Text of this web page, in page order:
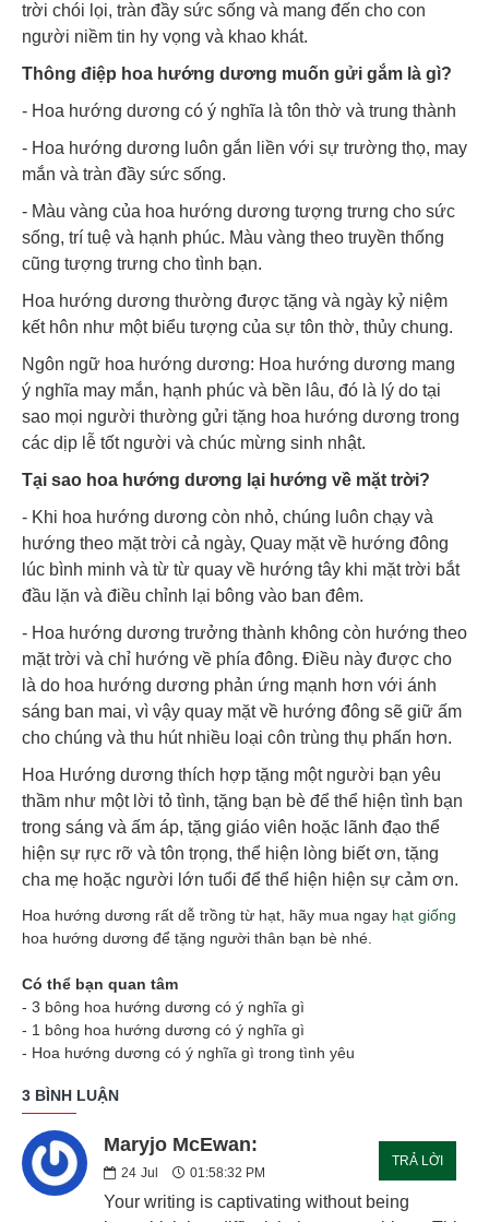
trời chói lọi, tràn đầy sức sống và mang đến cho con
người niềm tin hy vọng và khao khát.
Thông điệp hoa hướng dương muốn gửi gắm là gì?
- Hoa hướng dương có ý nghĩa là tôn thờ và trung thành
- Hoa hướng dương luôn gắn liền với sự trường thọ, may
mắn và tràn đầy sức sống.
- Màu vàng của hoa hướng dương tượng trưng cho sức
sống, trí tuệ và hạnh phúc. Màu vàng theo truyền thống
cũng tượng trưng cho tình bạn.
Hoa hướng dương thường được tặng và ngày kỷ niệm
kết hôn như một biểu tượng của sự tôn thờ, thủy chung.
Ngôn ngữ hoa hướng dương: Hoa hướng dương mang
ý nghĩa may mắn, hạnh phúc và bền lâu, đó là lý do tại
sao mọi người thường gửi tặng hoa hướng dương trong
các dịp lễ tốt người và chúc mừng sinh nhật.
Tại sao hoa hướng dương lại hướng về mặt trời?
- Khi hoa hướng dương còn nhỏ, chúng luôn chạy và
hướng theo mặt trời cả ngày, Quay mặt về hướng đông
lúc bình minh và từ từ quay về hướng tây khi mặt trời bắt
đầu lặn và điều chỉnh lại bông vào ban đêm.
- Hoa hướng dương trưởng thành không còn hướng theo
mặt trời và chỉ hướng về phía đông. Điều này được cho
là do hoa hướng dương phản ứng mạnh hơn với ánh
sáng ban mai, vì vậy quay mặt về hướng đông sẽ giữ ấm
cho chúng và thu hút nhiều loại côn trùng thụ phấn hơn.
Hoa Hướng dương thích hợp tặng một người bạn yêu
thầm như một lời tỏ tình, tặng bạn bè để thể hiện tình bạn
trong sáng và ấm áp, tặng giáo viên hoặc lãnh đạo thể
hiện sự rực rỡ và tôn trọng, thể hiện lòng biết ơn, tặng
cha mẹ hoặc người lớn tuổi để thể hiện hiện sự cảm ơn.
Hoa hướng dương rất dễ trồng từ hạt, hãy mua ngay hạt giống
hoa hướng dương để tặng người thân bạn bè nhé.
Có thể bạn quan tâm
- 3 bông hoa hướng dương có ý nghĩa gì
- 1 bông hoa hướng dương có ý nghĩa gì
- Hoa hướng dương có ý nghĩa gì trong tình yêu
3 BÌNH LUẬN
Maryjo McEwan:
24 Jul 01:58:32 PM
TRẢ LỜI
Your writing is captivating without being